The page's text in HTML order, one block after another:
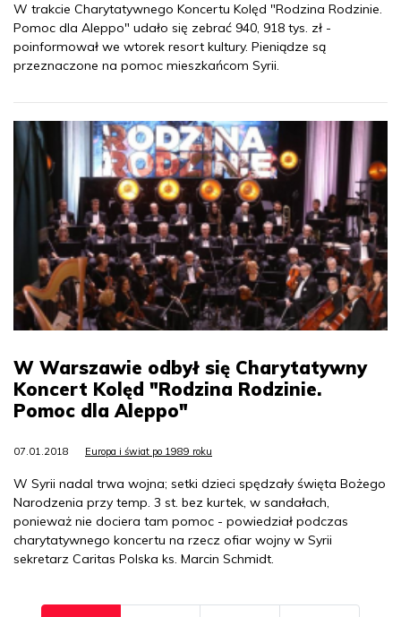
W trakcie Charytatywnego Koncertu Kolęd "Rodzina Rodzinie.
Pomoc dla Aleppo" udało się zebrać 940, 918 tys. zł -
poinformował we wtorek resort kultury. Pieniądze są
przeznaczone na pomoc mieszkańcom Syrii.
W Warszawie odbył się Charytatywny
Koncert Kolęd "Rodzina Rodzinie.
Pomoc dla Aleppo"
07.01.2018 Europa i świat po 1989 roku
W Syrii nadal trwa wojna; setki dzieci spędzały święta Bożego
Narodzenia przy temp. 3 st. bez kurtek, w sandałach,
ponieważ nie dociera tam pomoc - powiedział podczas
charytatywnego koncertu na rzecz ofiar wojny w Syrii
sekretarz Caritas Polska ks. Marcin Schmidt.